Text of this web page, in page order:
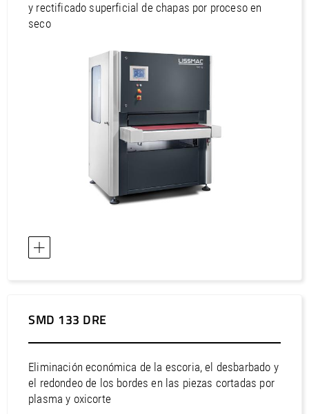
y rectificado superficial de chapas por proceso en
seco
SMD 133 DRE
Eliminación económica de la escoria, el desbarbado y
el redondeo de los bordes en las piezas cortadas por
plasma y oxicorte